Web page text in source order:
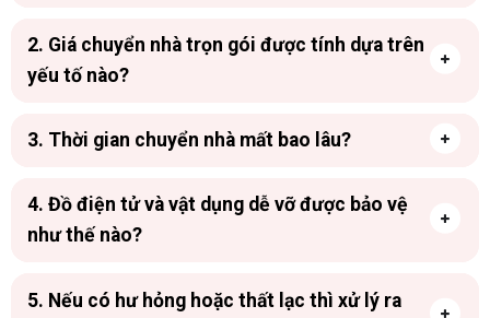
2. Giá chuyển nhà trọn gói được tính dựa trên
yếu tố nào?
3. Thời gian chuyển nhà mất bao lâu?
4. Đồ điện tử và vật dụng dễ vỡ được bảo vệ
như thế nào?
5. Nếu có hư hỏng hoặc thất lạc thì xử lý ra